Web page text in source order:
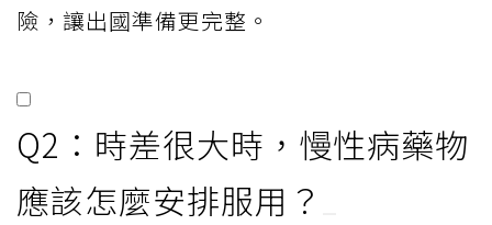
險，讓出國準備更完整。
Q2：時差很大時，慢性病藥物
應該怎麼安排服用？